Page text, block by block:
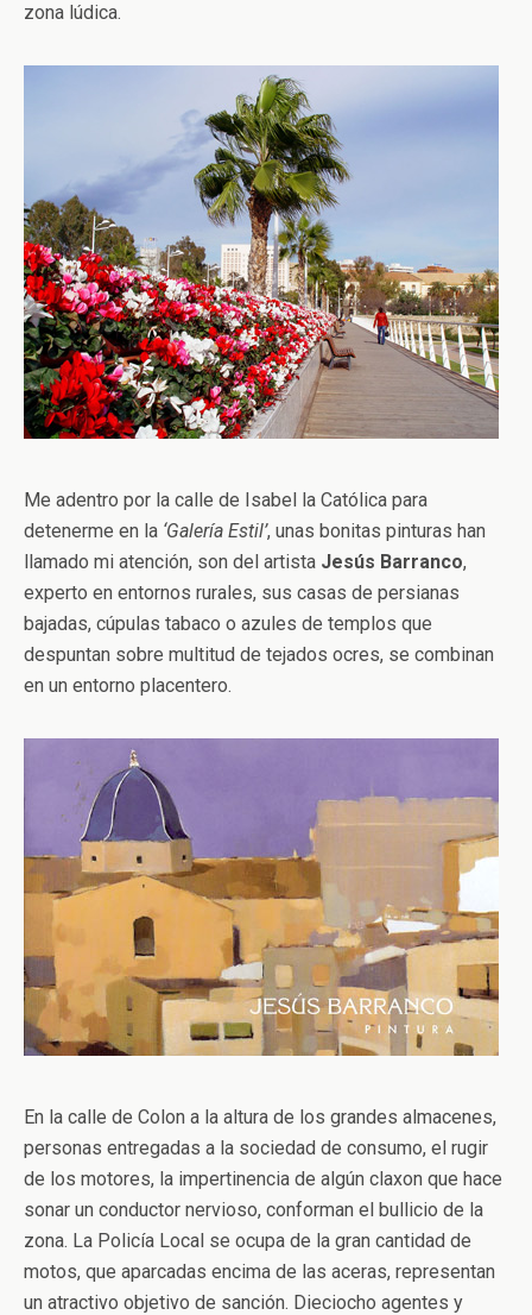
zona lúdica.
Me adentro por la calle de Isabel la Católica para
detenerme en la ‘Galería Estil’, unas bonitas pinturas han
llamado mi atención, son del artista Jesús Barranco,
experto en entornos rurales, sus casas de persianas
bajadas, cúpulas tabaco o azules de templos que
despuntan sobre multitud de tejados ocres, se combinan
en un entorno placentero.
En la calle de Colon a la altura de los grandes almacenes,
personas entregadas a la sociedad de consumo, el rugir
de los motores, la impertinencia de algún claxon que hace
sonar un conductor nervioso, conforman el bullicio de la
zona. La Policía Local se ocupa de la gran cantidad de
motos, que aparcadas encima de las aceras, representan
un atractivo objetivo de sanción. Dieciocho agentes y